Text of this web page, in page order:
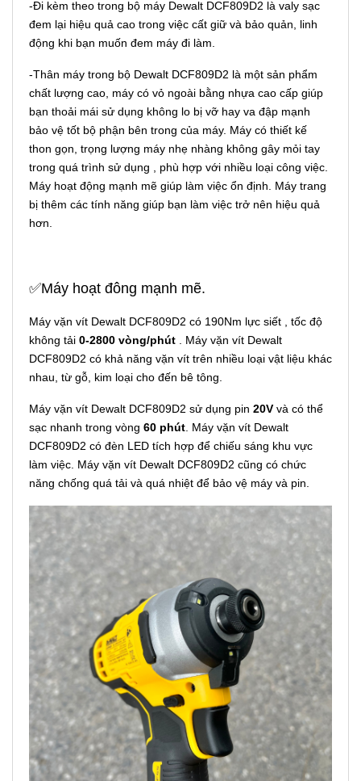
-Đi kèm theo trong bộ máy Dewalt DCF809D2 là valy sạc
đem lại hiệu quả cao trong việc cất giữ và bảo quản, linh
động khi bạn muốn đem máy đi làm.
-Thân máy trong bộ Dewalt DCF809D2 là một sản phẩm
chất lượng cao, máy có vỏ ngoài bằng nhựa cao cấp giúp
bạn thoải mái sử dụng không lo bị vỡ hay va đập mạnh
bảo vệ tốt bộ phận bên trong của máy. Máy có thiết kế
thon gọn, trọng lượng máy nhẹ nhàng không gây mỏi tay
trong quá trình sử dụng , phù hợp với nhiều loại công việc.
Máy hoạt động mạnh mẽ giúp làm việc ổn định. Máy trang
bị thêm các tính năng giúp bạn làm việc trở nên hiệu quả
hơn.
✅Máy hoạt đông mạnh mẽ.
Máy vặn vít Dewalt DCF809D2 có 190Nm lực siết , tốc độ
không tải 0-2800 vòng/phút . Máy vặn vít Dewalt
DCF809D2 có khả năng vặn vít trên nhiều loại vật liệu khác
nhau, từ gỗ, kim loại cho đến bê tông.
Máy vặn vít Dewalt DCF809D2 sử dụng pin 20V và có thể
sạc nhanh trong vòng 60 phút. Máy vặn vít Dewalt
DCF809D2 có đèn LED tích hợp để chiếu sáng khu vực
làm việc. Máy vặn vít Dewalt DCF809D2 cũng có chức
năng chống quá tải và quá nhiệt để bảo vệ máy và pin.